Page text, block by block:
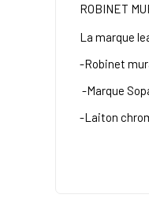
ROBINET
La marque
-Robinet
-Marque
-Laiton